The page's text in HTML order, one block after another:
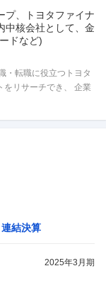
プ、トヨタファイナ
中核会社として、金
ドなど)
・転職に役立つトヨタ
をリサーチでき、 企業
連結決算
2025年3月 期